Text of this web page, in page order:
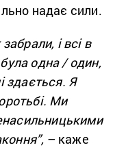
надає сили.
і всі в
одна / один,
здається. Я
Ми
– каже